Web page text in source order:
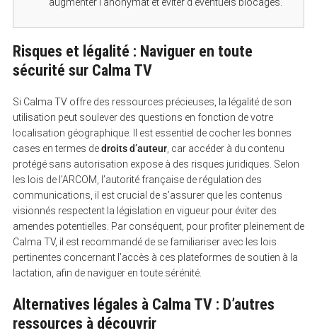
Risques et légalité : Naviguer en toute
sécurité sur Calma TV
Si Calma TV offre des ressources précieuses, la légalité de son
utilisation peut soulever des questions en fonction de votre
localisation géographique. Il est essentiel de cocher les bonnes
cases en termes dedroits d’auteur, car accéder à du contenu
protégé sans autorisation expose à des risques juridiques. Selon
les lois de l’ARCOM, l’autorité française de régulation des
communications, il est crucial de s’assurer que les contenus
visionnés respectent la législation en vigueur pour éviter des
amendes potentielles. Par conséquent, pour profiter pleinement de
Calma TV, il est recommandé de se familiariser avec les lois
pertinentes concernant l’accès à ces plateformes de soutien à la
lactation, afin de naviguer en toute sérénité.
Alternatives légales à Calma TV : D’autres
ressources à découvrir